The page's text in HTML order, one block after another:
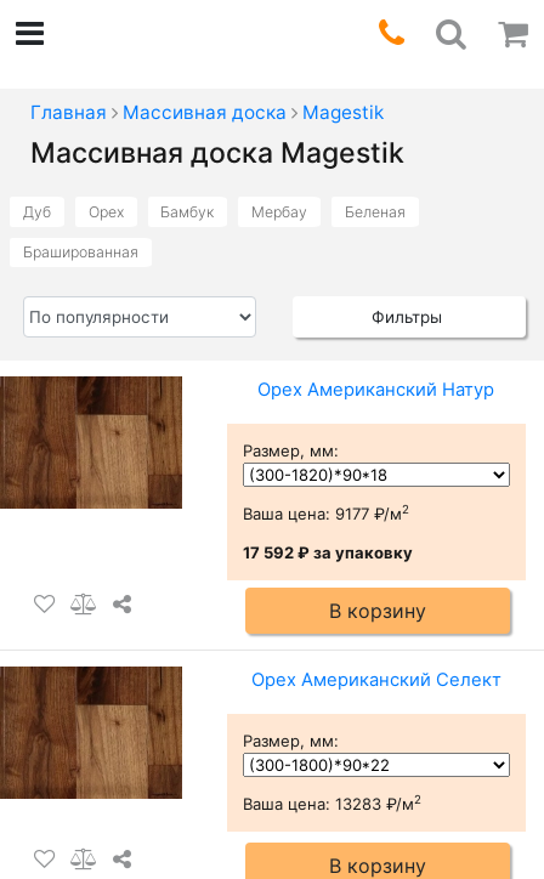
Главная Массивная доска Magestik
Массивная доска Magestik
Дуб Орех Бамбук Мербау Беленая
Брашированная
Фильтры
Орех Американский Натур
Размер, мм:
Ваша цена: 9177 ₽/м2
17 592 ₽за упаковку
В корзину
Орех Американский Селект
Размер, мм:
Ваша цена: 13283 ₽/м2
В корзину